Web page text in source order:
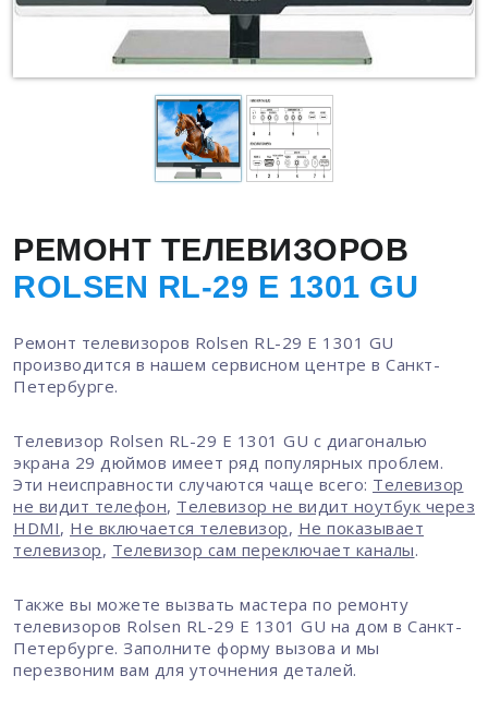
РЕМОНТ ТЕЛЕВИЗОРОВ
ROLSEN RL-29 E 1301 GU
Ремонт телевизоров Rolsen RL-29 E 1301 GU
производится в нашем сервисном центре в Санкт-
Петербурге.
Телевизор Rolsen RL-29 E 1301 GU с диагональю
экрана 29 дюймов имеет ряд популярных проблем.
Эти неисправности случаются чаще всего: Телевизор
не видит телефон, Телевизор не видит ноутбук через
HDMI, Не включается телевизор, Не показывает
телевизор, Телевизор сам переключает каналы.
Также вы можете вызвать мастера по ремонту
телевизоров Rolsen RL-29 E 1301 GU на дом в Санкт-
Петербурге. Заполните форму вызова и мы
перезвоним вам для уточнения деталей.